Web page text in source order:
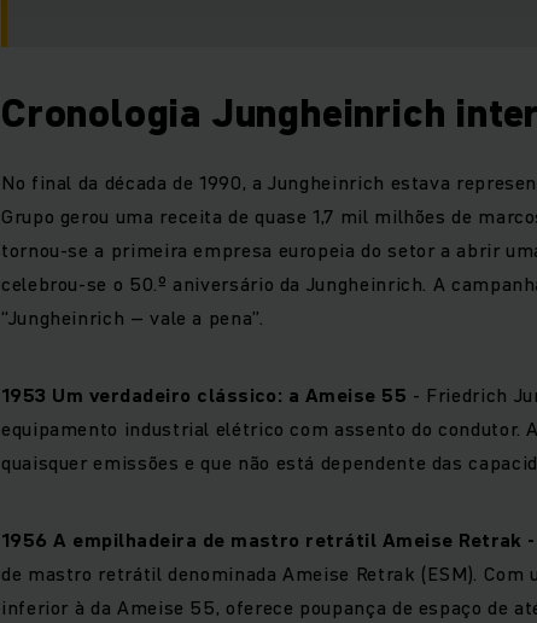
Cronologia Jungheinrich
No final da década de 1990, a Jungheinrich estava
Grupo gerou uma receita de quase 1,7 mil milhões de
tornou-se a primeira empresa europeia do setor a abrir
celebrou-se o 50.º aniversário da Jungheinrich. A
“Jungheinrich – vale a pena”.
1953 Um verdadeiro clássico: a Ameise 55 - Friedrich
equipamento industrial elétrico com assento do condutor.
quaisquer emissões e que não está dependente das
1956A empilhadeira de mastro retrátil Ameise Retrak
de mastro retrátil denominada Ameise Retrak (ESM). Com
inferior à da Ameise 55, oferece poupança de espaço de